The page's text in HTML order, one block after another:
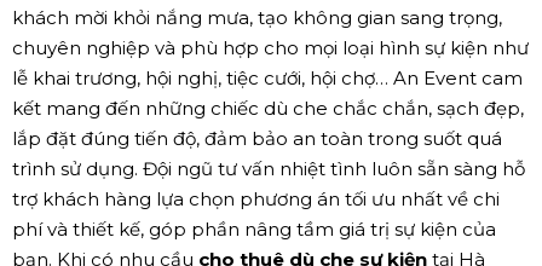
khách mời khỏi nắng mưa, tạo không gian sang trọng,
chuyên nghiệp và phù hợp cho mọi loại hình sự kiện như
lễ khai trương, hội nghị, tiệc cưới, hội chợ… An Event cam
kết mang đến những chiếc dù che chắc chắn, sạch đẹp,
lắp đặt đúng tiến độ, đảm bảo an toàn trong suốt quá
trình sử dụng. Đội ngũ tư vấn nhiệt tình luôn sẵn sàng hỗ
trợ khách hàng lựa chọn phương án tối ưu nhất về chi
phí và thiết kế, góp phần nâng tầm giá trị sự kiện của
bạn. Khi có nhu cầu cho thuê dù che sự kiện tại Hà